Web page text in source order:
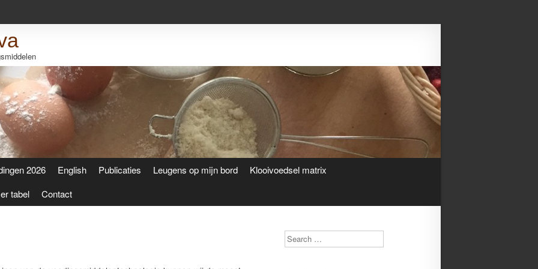
Search
2026 English Publicaties Leugens op mijn bord
Klooivoedsel matrix
tabel Contact
Search